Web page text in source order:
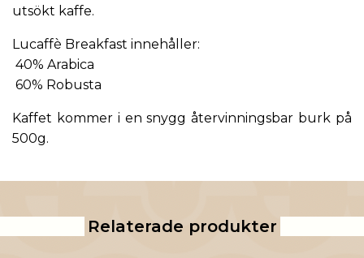
utsökt kaffe.
Lucaffè Breakfast innehåller:
40% Arabica
60% Robusta
Kaffet kommer i en snygg återvinningsbar burk på
500g.
Relaterade produkter